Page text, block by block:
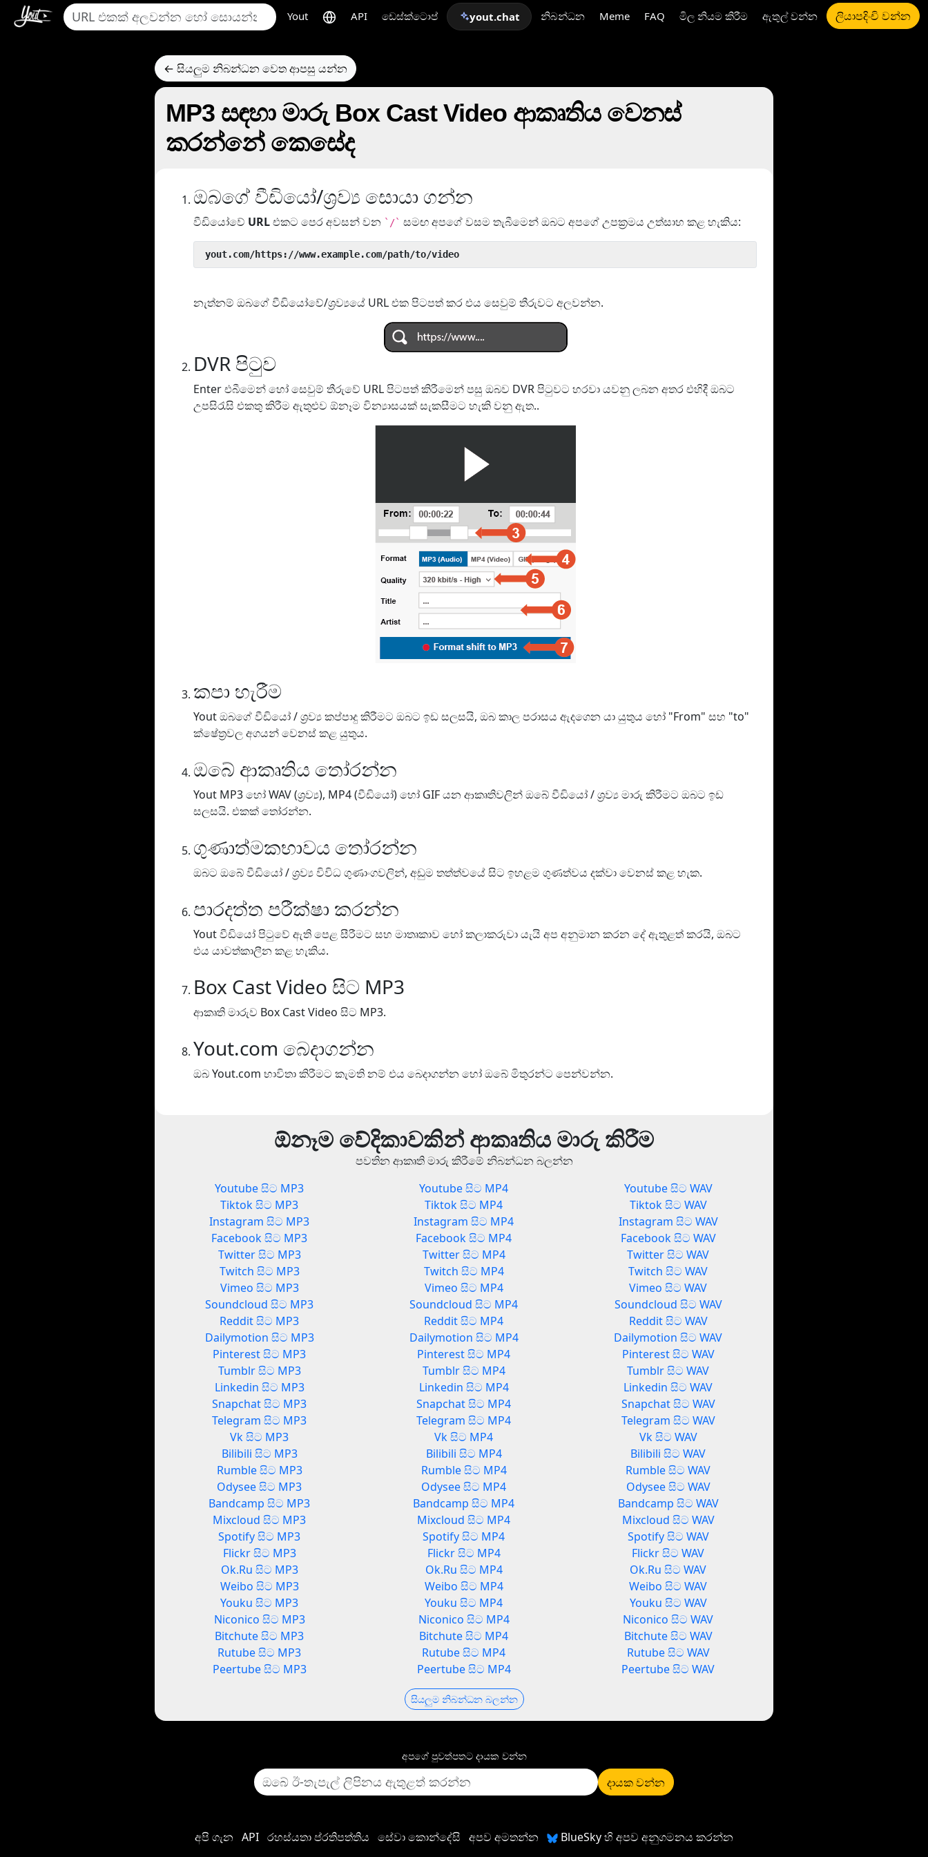
Yout API ඩෙස්ක්ටොප් yout.chat නිබන්ධන Meme FAQ මිල නියම කිරීම ඇතුල් වන්න ලියාපදිංචි වන්න
← සියලුම නිබන්ධන වෙත ආපසු යන්න
MP3 සඳහා මාරු Box Cast Video ආකෘතිය වෙනස්
කරන්නේ කෙසේද
ඔබගේ වීඩියෝ/ශ්‍රව්‍ය සොයා ගන්න
වීඩියෝවේ URLඑකට පෙර අවසන් වන `/` සමඟ අපගේ වසම තැබීමෙන් ඔබට අපගේ උපක්‍රමය උත්සාහ කළ හැකිය:
yout.com/https://www.example.com/path/to/video
නැත්නම් ඔබගේ වීඩියෝවේ/ශ්‍රව්‍යයේ URL එක පිටපත් කර එය සෙවුම් තීරුවට අලවන්න.
DVR පිටුව
Enter එබීමෙන් හෝ සෙවුම් තීරුවේ URL පිටපත් කිරීමෙන් පසු ඔබව DVR පිටුවට හරවා යවනු ලබන අතර එහිදී ඔබට
උපසිරැසි එකතු කිරීම ඇතුළුව ඕනෑම වින්‍යාසයක් සැකසීමට හැකි වනු ඇත..
කපා හැරීම
Yout ඔබගේ වීඩියෝ / ශ්‍රව්‍ය කප්පාදු කිරීමට ඔබට ඉඩ සලසයි, ඔබ කාල පරාසය ඇදගෙන යා යුතුය හෝ "From" සහ "to"
ක්ෂේත්‍රවල අගයන් වෙනස් කළ යුතුය.
ඔබේ ආකෘතිය තෝරන්න
Yout MP3 හෝ WAV (ශ්‍රව්‍ය), MP4 (වීඩියෝ) හෝ GIF යන ආකෘතිවලින් ඔබේ වීඩියෝ / ශ්‍රව්‍ය මාරු කිරීමට ඔබට ඉඩ
සලසයි. එකක් තෝරන්න.
ගුණාත්මකභාවය තෝරන්න
ඔබට ඔබේ වීඩියෝ / ශ්‍රව්‍ය විවිධ ගුණාංගවලින්, අඩුම තත්ත්වයේ සිට ඉහළම ගුණත්වය දක්වා වෙනස් කළ හැක.
පාරදත්ත පරීක්ෂා කරන්න
Yout වීඩියෝ පිටුවේ ඇති පෙළ සීරීමට සහ මාතෘකාව හෝ කලාකරුවා යැයි අප අනුමාන කරන දේ ඇතුළත් කරයි, ඔබට
එය යාවත්කාලීන කළ හැකිය.
Box Cast Video සිට MP3
ආකෘති මාරුව Box Cast Video සිට MP3.
Yout.com බෙදාගන්න
ඔබ Yout.com භාවිතා කිරීමට කැමති නම් එය බෙදාගන්න හෝ ඔබේ මිතුරන්ට පෙන්වන්න.
ඕනෑම වේදිකාවකින් ආකෘතිය මාරු කිරීම
පවතින ආකෘති මාරු කිරීමේ නිබන්ධන බලන්න
Youtube සිට MP3
Tiktok සිට MP3
Instagram සිට MP3
Facebook සිට MP3
Twitter සිට MP3
Twitch සිට MP3
Vimeo සිට MP3
Soundcloud සිට MP3
Reddit සිට MP3
Dailymotion සිට MP3
Pinterest සිට MP3
Tumblr සිට MP3
Linkedin සිට MP3
Snapchat සිට MP3
Telegram සිට MP3
Vk සිට MP3
Bilibili සිට MP3
Rumble සිට MP3
Odysee සිට MP3
Bandcamp සිට MP3
Mixcloud සිට MP3
Spotify සිට MP3
Flickr සිට MP3
Ok.Ru සිට MP3
Weibo සිට MP3
Youku සිට MP3
Niconico සිට MP3
Bitchute සිට MP3
Rutube සිට MP3
Peertube සිට MP3
Youtube සිට MP4
Tiktok සිට MP4
Instagram සිට MP4
Facebook සිට MP4
Twitter සිට MP4
Twitch සිට MP4
Vimeo සිට MP4
Soundcloud සිට MP4
Reddit සිට MP4
Dailymotion සිට MP4
Pinterest සිට MP4
Tumblr සිට MP4
Linkedin සිට MP4
Snapchat සිට MP4
Telegram සිට MP4
Vk සිට MP4
Bilibili සිට MP4
Rumble සිට MP4
Odysee සිට MP4
Bandcamp සිට MP4
Mixcloud සිට MP4
Spotify සිට MP4
Flickr සිට MP4
Ok.Ru සිට MP4
Weibo සිට MP4
Youku සිට MP4
Niconico සිට MP4
Bitchute සිට MP4
Rutube සිට MP4
Peertube සිට MP4
Youtube සිට WAV
Tiktok සිට WAV
Instagram සිට WAV
Facebook සිට WAV
Twitter සිට WAV
Twitch සිට WAV
Vimeo සිට WAV
Soundcloud සිට WAV
Reddit සිට WAV
Dailymotion සිට WAV
Pinterest සිට WAV
Tumblr සිට WAV
Linkedin සිට WAV
Snapchat සිට WAV
Telegram සිට WAV
Vk සිට WAV
Bilibili සිට WAV
Rumble සිට WAV
Odysee සිට WAV
Bandcamp සිට WAV
Mixcloud සිට WAV
Spotify සිට WAV
Flickr සිට WAV
Ok.Ru සිට WAV
Weibo සිට WAV
Youku සිට WAV
Niconico සිට WAV
Bitchute සිට WAV
Rutube සිට WAV
Peertube සිට WAV
සියලුම නිබන්ධන බලන්න
අපගේ පුවත්පතට දායක වන්න
දායක වන්න
අපි ගැන API රහස්යතා ප්රතිපත්තිය සේවා කොන්දේසි අපව අමතන්න BlueSky හි අපව අනුගමනය කරන්න